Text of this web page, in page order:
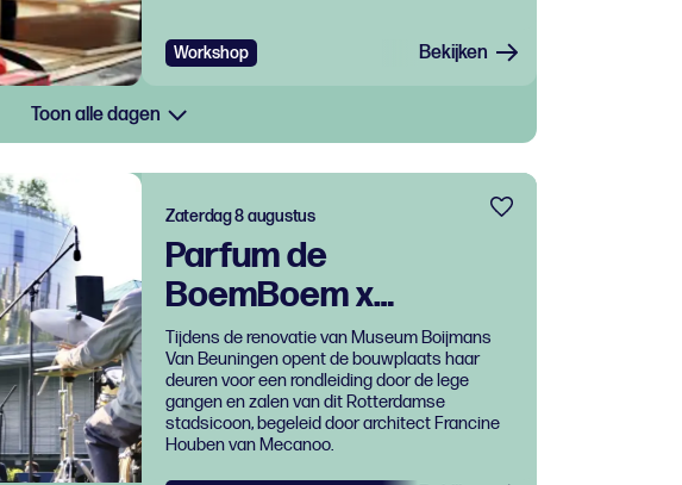
Workshop Bekijken
Toon alle dagen
Parfum de
BoemBoem x
Renovatie Museum
Boijmans Van
Beuningen
Zaterdag 8 augustus
Tijdens de renovatie van Museum Boijmans
Van Beuningen opent de bouwplaats haar
deuren voor een rondleiding door de lege
gangen en zalen van dit Rotterdamse
stadsicoon, begeleid door architect Francine
Houben van Mecanoo.